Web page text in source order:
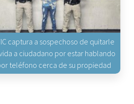
captura a sospechoso de quitarle
a ciudadano por estar hablando
teléfono cerca de su propiedad